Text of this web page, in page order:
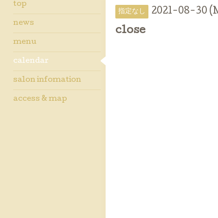
指定なし 2021-08-30
close
top
news
menu
calendar
salon infomation
access & map